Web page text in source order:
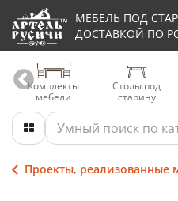
МЕБЕЛЬ ПОД
ДОСТАВКОЙ ПО
Комплекты
мебели
Столы под
старину